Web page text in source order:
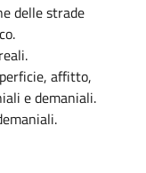
delle strade
affitto,
e demaniali.